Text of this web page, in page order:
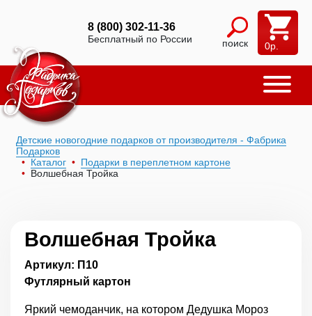
8 (800) 302-11-36
Бесплатный по России поиск 0р.
Детские новогодние подарков от производителя - Фабрика
Подарков
Каталог
Подарки в переплетном картоне
Волшебная Тройка
Волшебная Тройка
Артикул: П10
Футлярный картон
Яркий чемоданчик, на котором Дедушка Мороз